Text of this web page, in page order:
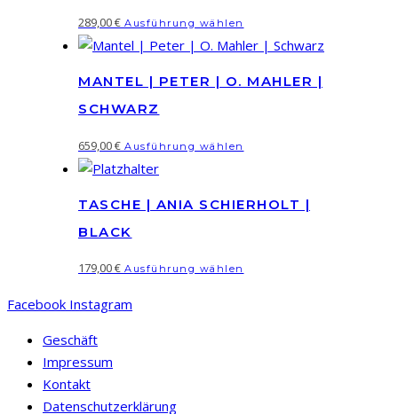
289,00€ Ausführung wählen
Produkt
mehrere
Die
können
MANTEL | PETER | O. MAHLER |
SCHWARZ
659,00€ Ausführung wählen
mehrere
Die
TASCHE | ANIA SCHIERHOLT |
BLACK
179,00€ Ausführung wählen
Facebook Instagram
Geschäft
Impressum
Kontakt
Datenschutzerklärung